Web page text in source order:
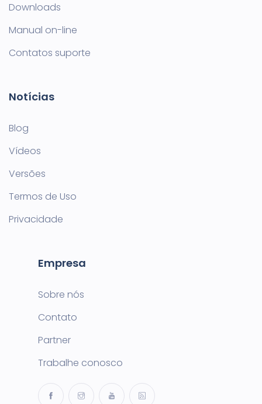
Downloads
Manual on-line
Contatos suporte
Notícias
Blog
Vídeos
Versões
Termos de Uso
Privacidade
Empresa
Sobre nós
Contato
Partner
Trabalhe conosco